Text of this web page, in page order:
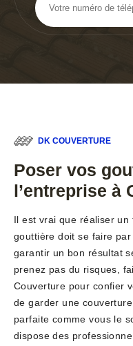
DK COUVERTURE
Poser vos
l’entreprise à
Il est vrai que réaliser
gouttière doit se faire
garantir un bon résultat
prenez pas du risques,
Couverture pour confier
de garder une
parfaite comme vous le
dispose des